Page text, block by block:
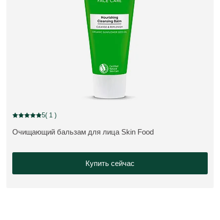
ПОДРОБНЕЕ:
Очищающий бальзам для лица Skin Food
Current rating: 5 out of 5 stars rated by 1 customers
5( 1 )
Купить сейчас